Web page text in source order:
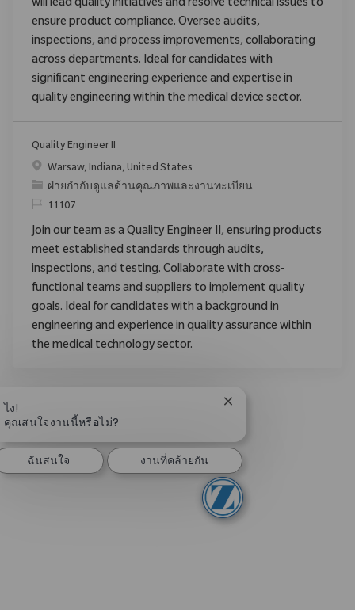
will lead quality initiatives and resolve technical issues to
ensure product compliance. Oversee audits,
inspections, and process improvements, collaborating
across departments. Ideal for candidates with
significant engineering experience and expertise in
quality engineering within the medical device sector.
Quality Engineer II
สถานที่Warsaw, Indiana, United States
ประเภท
ฝ่ายกำกับดูแลด้านคุณภาพและงานทะเบียน
ReqId11107
Join our team as a Quality Engineer II, ensuring products
meet established standards through audits,
inspections, and testing. Collaborate with cross-
functional teams and suppliers to implement quality
goals. Ideal for candidates with a background in
engineering and experience in quality assurance within
the medical technology sector.
ไง!
คุณสนใจงานนี้หรือไม่?
ปิดการแจ้งเตือนแชทบอท
ฉันสนใจ งานที่คล้ายกัน